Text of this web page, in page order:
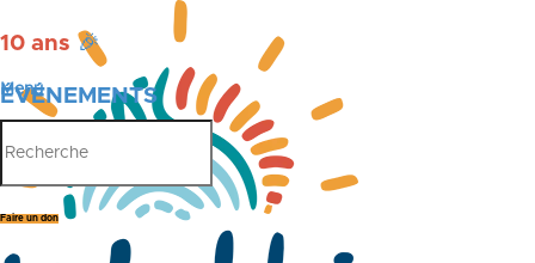
10 ans 🎉
ÉVÉNEMENTS
PUBLICATIONS
Menu
Faire un don